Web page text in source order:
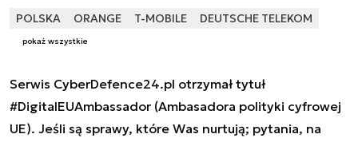
POLSKA ORANGE T-MOBILE DEUTSCHE TELEKOM
pokaż wszystkie
Serwis CyberDefence24.pl otrzymał tytuł
#DigitalEUAmbassador (Ambasadora polityki cyfrowej
UE). Jeśli są sprawy, które Was nurtują; pytania, na